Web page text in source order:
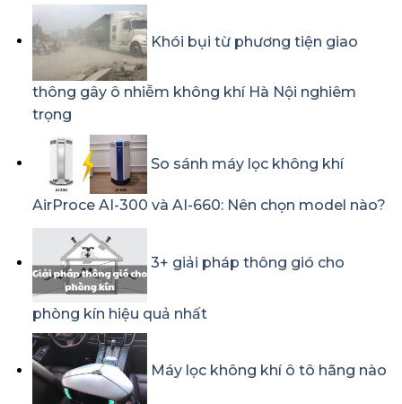
Khói bụi từ phương tiện giao
thông gây ô nhiễm không khí Hà Nội nghiêm
trọng
So sánh máy lọc không khí
AirProce AI-300 và AI-660: Nên chọn model nào?
3+ giải pháp thông gió cho
phòng kín hiệu quả nhất
Máy lọc không khí ô tô hãng nào